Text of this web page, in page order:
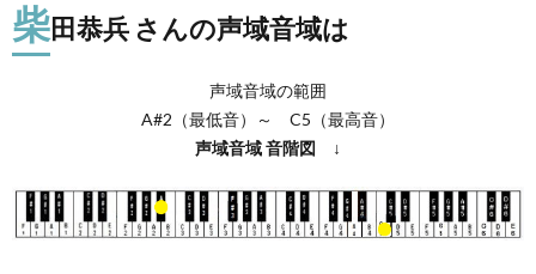
柴田恭兵 さんの声域音域は
声域音域の範囲
A#2（最低音）～ C5（最高音）
声域音域音階図 ↓